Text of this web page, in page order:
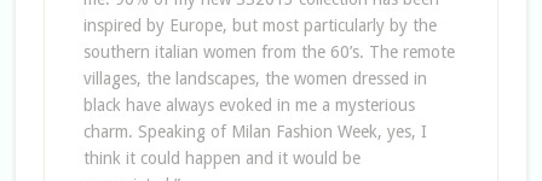
inspired by Europe, but most particularly by the
southern italian women from the 60’s. The remote
villages, the landscapes, the women dressed in
black have always evoked in me a mysterious
charm. Speaking of Milan Fashion Week, yes, I
think it could happen and it would be